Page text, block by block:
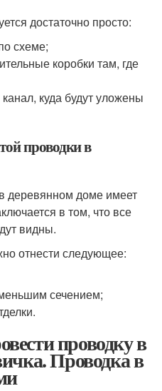
достаточно просто:
схеме;
коробки там, где
куда будут уложены
проводки в
деревянном доме имеет
в том, что все
видны.
отнести следующее:
сечением;
проводку в
Проводка в